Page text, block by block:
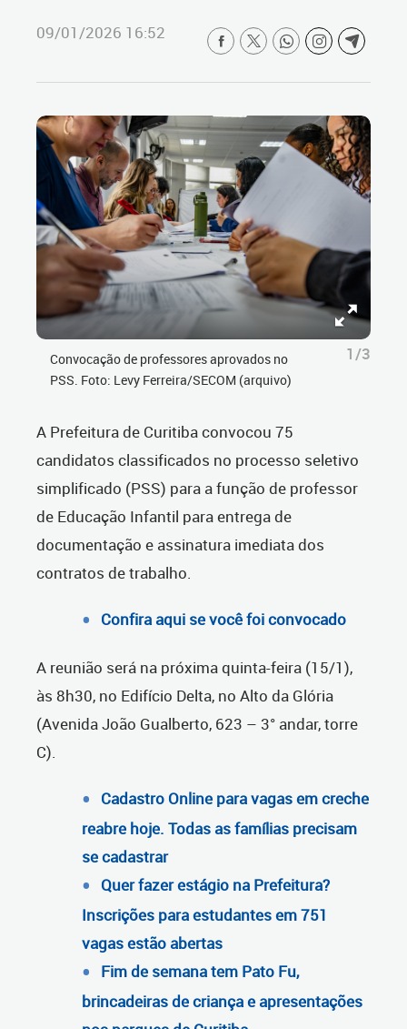
09/01/2026 16:52
Convocação de professores aprovados no
PSS. Foto: Levy Ferreira/SECOM (arquivo)
1/3
A Prefeitura de Curitiba convocou 75
candidatos classificados no processo seletivo
simplificado (PSS) para a função de professor
de Educação Infantil para entrega de
documentação e assinatura imediata dos
contratos de trabalho.
Confira aqui se você foi convocado
A reunião será na próxima quinta-feira (15/1),
às 8h30, no Edifício Delta, no Alto da Glória
(Avenida João Gualberto, 623 – 3° andar, torre
C).
Cadastro Online para vagas em creche
reabre hoje. Todas as famílias precisam
se cadastrar
Quer fazer estágio na Prefeitura?
Inscrições para estudantes em 751
vagas estão abertas
Fim de semana tem Pato Fu,
brincadeiras de criança e apresentações